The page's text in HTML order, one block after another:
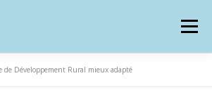
Menu
de Développement Rural mieux adapté